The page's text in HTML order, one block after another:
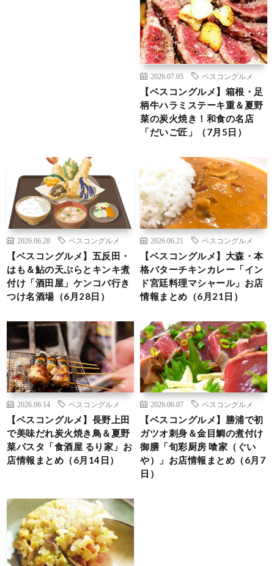
2026.07.05 ベスコングルメ
【ベスコングルメ】箱根・足
柄牛ハラミステーキ重＆夏野
菜の炭火焼き！和食の名店
「だいご匠」（7月5日）
2026.06.28 ベスコングルメ
【ベスコングルメ】五反田・
はも＆鮎の天ぷらとキンキ煮
付け「酒田屋」ケンコバ行き
つけ名酒場（6月28日）
2026.06.21 ベスコングルメ
【ベスコングルメ】大森・本
格バターチキンカレー「イン
ド宮廷料理マシャール」お店
情報まとめ（6月21日）
2026.06.14 ベスコングルメ
【ベスコングルメ】長野上田
で美味だれ炭火焼き鳥＆夏野
菜パスタ「食酒屋 るり家」お
店情報まとめ（6月14日）
2026.06.07 ベスコングルメ
【ベスコングルメ】勝浦で初
ガツオ刺身＆金目鯛の煮付け
御膳「旬彩厨房 喰家（ぐい
や）」お店情報まとめ（6月7
日）